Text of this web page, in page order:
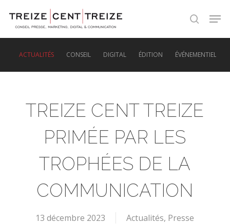
search
ACTUALITÉS CONSEIL DIGITAL ÉDITION ÉVÉNEMENTIEL
TREIZE CENT TREIZE
PRIMÉE PAR LES
TROPHÉES DE LA
COMMUNICATION
13 décembre 2023 Actualités, Presse